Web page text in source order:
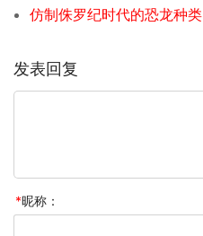
仿制侏罗纪时代的恐龙种类
发表回复
*昵称：